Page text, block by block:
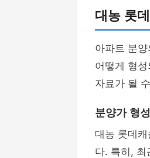
대농 롯
아파트 분
어떻게 형
자료가 될
분양가 형
대농 롯데
다. 특히, 최